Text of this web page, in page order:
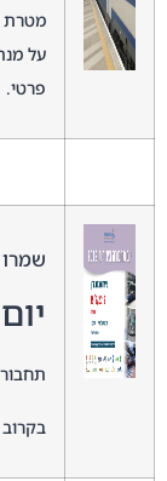
מטרת
על
פרטי.
יום ה', 19